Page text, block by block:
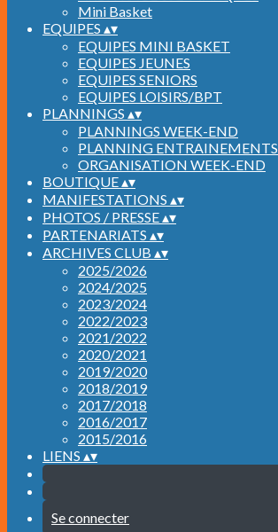
Mini Basket
EQUIPES ▴▾
EQUIPES MINI BASKET
EQUIPES JEUNES
EQUIPES SENIORS
EQUIPES LOISIRS/BPT
PLANNINGS ▴▾
PLANNINGS WEEK-END
PLANNING ENTRAINEMENTS
ORGANISATION WEEK-END
BOUTIQUE▴▾
MANIFESTATIONS ▴▾
PHOTOS / PRESSE▴▾
PARTENARIATS ▴▾
ARCHIVES CLUB ▴▾
2025/2026
2024/2025
2023/2024
2022/2023
2021/2022
2020/2021
2019/2020
2018/2019
2017/2018
2016/2017
2015/2016
LIENS ▴▾
Se connecter